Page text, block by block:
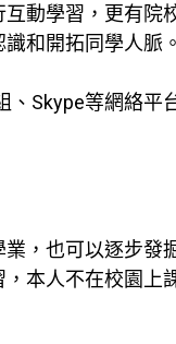
動學習，更有
和開拓同學人脈。
Skype等網絡
，也可以逐步
本人不在校園